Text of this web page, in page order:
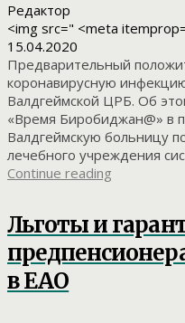
Редактор
<img src=" <meta
15.04.2020
Предварительный
коронавирусную
Валдгеймской ЦРБ. Об
«Время Биробиджан@» в
Валдгеймскую больницу
лечебного учреждения
Continue reading
Льготы и
в ЕАО